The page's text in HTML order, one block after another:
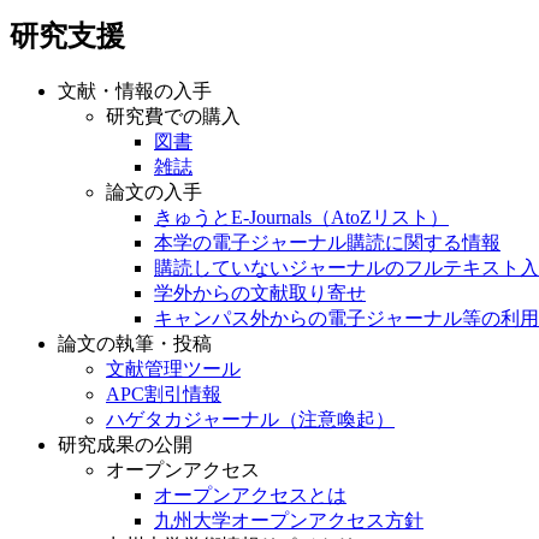
研究支援
文献・情報の入手
研究費での購入
図書
雑誌
論文の入手
きゅうとE-Journals（AtoZリスト）
本学の電子ジャーナル購読に関する情報
購読していないジャーナルのフルテキスト
学外からの文献取り寄せ
キャンパス外からの電子ジャーナル等の利用
論文の執筆・投稿
文献管理ツール
APC割引情報
ハゲタカジャーナル（注意喚起）
研究成果の公開
オープンアクセス
オープンアクセスとは
九州大学オープンアクセス方針